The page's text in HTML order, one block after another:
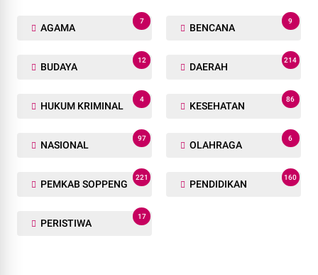
AGAMA
7
BENCANA
9
BUDAYA
12
DAERAH
214
HUKUM KRIMINAL
4
KESEHATAN
86
NASIONAL
97
OLAHRAGA
6
PEMKAB SOPPENG
221
PENDIDIKAN
160
PERISTIWA
17